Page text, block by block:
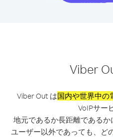
Viber
Viber Out は国内や世界中の
VoIPサー
地元であるか長距離である
ユーザー以外であっても、ど